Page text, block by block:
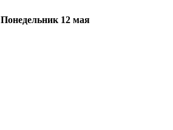
Понедельник 12 мая